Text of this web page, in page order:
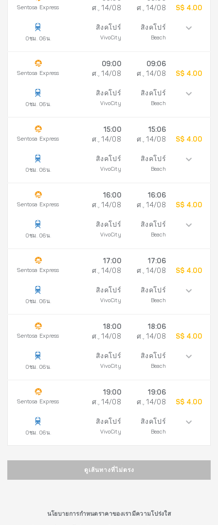
Sentosa Express
0ชม. 06น.
ศ., 14/08
สิงคโปร์
VivoCity
ศ., 14/08
สิงคโปร์
Beach
S$ 4.00
Sentosa Express
0ชม. 06น.
09:00
ศ., 14/08
สิงคโปร์
VivoCity
09:06
ศ., 14/08
สิงคโปร์
Beach
S$ 4.00
Sentosa Express
0ชม. 06น.
15:00
ศ., 14/08
สิงคโปร์
VivoCity
15:06
ศ., 14/08
สิงคโปร์
Beach
S$ 4.00
Sentosa Express
0ชม. 06น.
16:00
ศ., 14/08
สิงคโปร์
VivoCity
16:06
ศ., 14/08
สิงคโปร์
Beach
S$ 4.00
Sentosa Express
0ชม. 06น.
17:00
ศ., 14/08
สิงคโปร์
VivoCity
17:06
ศ., 14/08
สิงคโปร์
Beach
S$ 4.00
Sentosa Express
0ชม. 06น.
18:00
ศ., 14/08
สิงคโปร์
VivoCity
18:06
ศ., 14/08
สิงคโปร์
Beach
S$ 4.00
Sentosa Express
0ชม. 06น.
19:00
ศ., 14/08
สิงคโปร์
VivoCity
19:06
ศ., 14/08
สิงคโปร์
Beach
S$ 4.00
ดูเส้นทางที่ไม่ตรง
นโยบายการกำหนดราคาของเรามีความโปร่งใส